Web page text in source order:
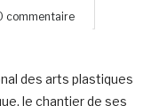
commentaire
des arts plastiques
le chantier de ses